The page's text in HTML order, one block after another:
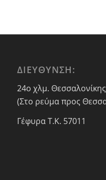
ΔΙΕΥΘΥΝΣΗ:
24ο χλμ.
(Στο ρεύμα προς
Γέφυρα Τ.Κ. 57011